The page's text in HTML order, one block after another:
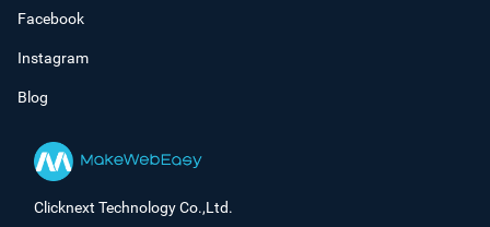
Facebook
Instagram
Blog
Clicknext Technology Co.,Ltd.